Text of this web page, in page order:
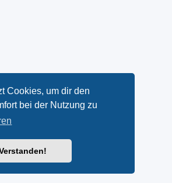
Cookies, um dir den
bei der Nutzung zu